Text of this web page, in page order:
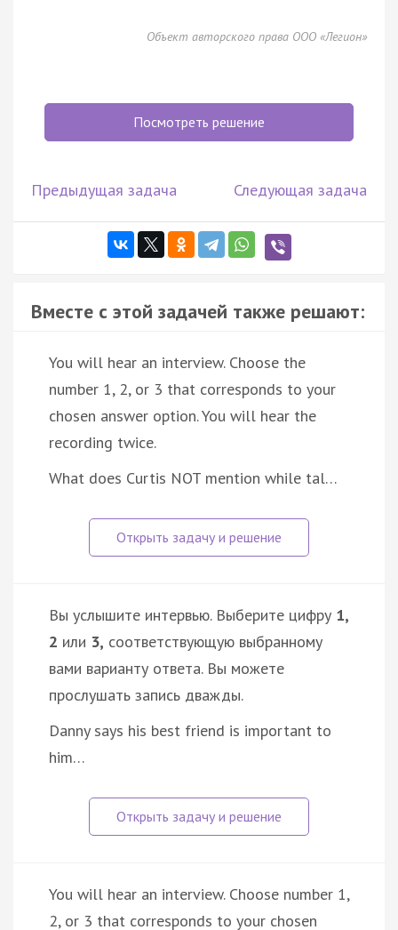
Объект авторского права ООО «Легион»
Посмотреть решение
Предыдущая задача Следующая задача
Вместе с этой задачей также решают:
You will hear an interview. Choose the
number 1, 2, or 3 that corresponds to your
chosen answer option. You will hear the
recording twice.
What does Curtis NOT mention while tal…
Вы услышите интервью. Выберите цифру 1,
2 или 3, соответствующую выбранному
вами варианту ответа. Вы можете
прослушать запись дважды.
Danny says his best friend is important to
him…
You will hear an interview. Choose number 1,
2, or 3 that corresponds to your chosen